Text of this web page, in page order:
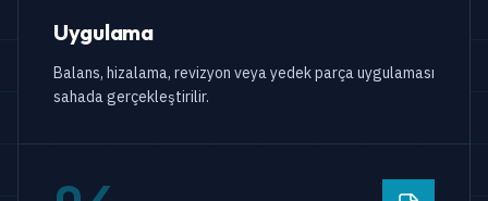
Uygulama
Balans, hizalama, revizyon veya yedek parça uygulaması
sahada gerçekleştirilir.